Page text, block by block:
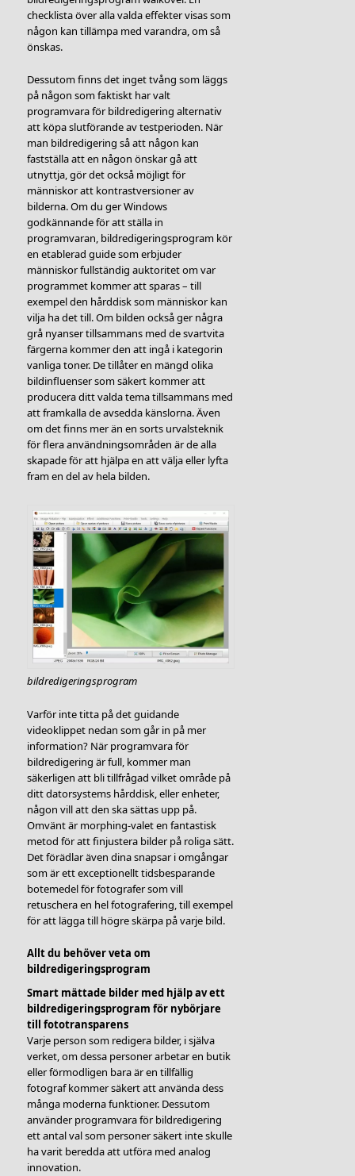
checklista över alla valda effekter visas som
någon kan tillämpa med varandra, om så
önskas.
Dessutom finns det inget tvång som läggs
på någon som faktiskt har valt
programvara för bildredigering alternativ
att köpa slutförande av testperioden. När
man bildredigering så att någon kan
fastställa att en någon önskar gå att
utnyttja, gör det också möjligt för
människor att kontrastversioner av
bilderna. Om du ger Windows
godkännande för att ställa in
programvaran, bildredigeringsprogram kör
en etablerad guide som erbjuder
människor fullständig auktoritet om var
programmet kommer att sparas – till
exempel den hårddisk som människor kan
vilja ha det till. Om bilden också ger några
grå nyanser tillsammans med de svartvita
färgerna kommer den att ingå i kategorin
vanliga toner. De tillåter en mängd olika
bildinfluenser som säkert kommer att
producera ditt valda tema tillsammans med
att framkalla de avsedda känslorna. Även
om det finns mer än en sorts urvalsteknik
för flera användningsområden är de alla
skapade för att hjälpa en att välja eller lyfta
fram en del av hela bilden.
bildredigeringsprogram
Varför inte titta på det guidande
videoklippet nedan som går in på mer
information? När programvara för
bildredigering är full, kommer man
säkerligen att bli tillfrågad vilket område på
ditt datorsystems hårddisk, eller enheter,
någon vill att den ska sättas upp på.
Omvänt är morphing-valet en fantastisk
metod för att finjustera bilder på roliga sätt.
Det förädlar även dina snapsar i omgångar
som är ett exceptionellt tidsbesparande
botemedel för fotografer som vill
retuschera en hel fotografering, till exempel
för att lägga till högre skärpa på varje bild.
Allt du behöver veta om
bildredigeringsprogram
Smart mättade bilder med hjälp av ett
bildredigeringsprogram för nybörjare
till fototransparens
Varje person som redigera bilder, i själva
verket, om dessa personer arbetar en butik
eller förmodligen bara är en tillfällig
fotograf kommer säkert att använda dess
många moderna funktioner. Dessutom
använder programvara för bildredigering
ett antal val som personer säkert inte skulle
ha varit beredda att utföra med analog
innovation.